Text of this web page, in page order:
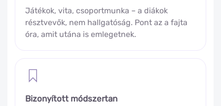
Játékok, vita, csoportmunka – a diákok
résztvevők, nem hallgatóság. Pont az a fajta
óra, amit utána is emlegetnek.
Bizonyított módszertan